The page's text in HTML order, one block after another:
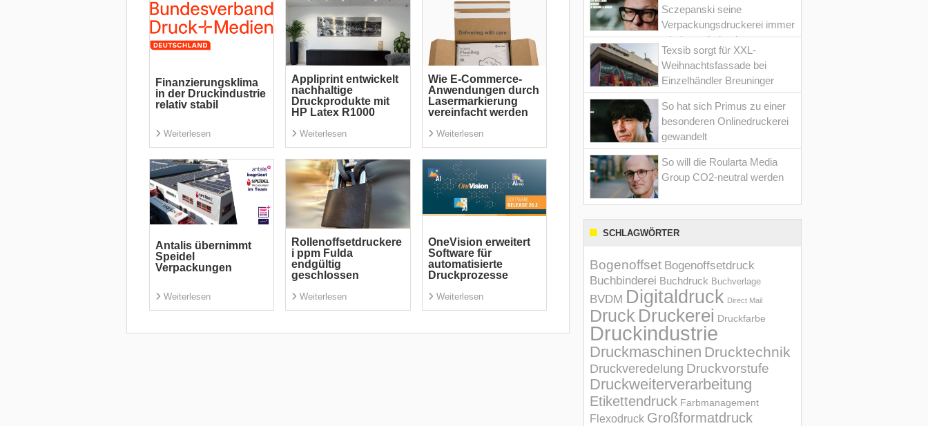
Finanzierungsklima
in der Druckindustrie
relativ stabil
Weiterlesen
Appliprint entwickelt
nachhaltige
Druckprodukte mit
HP Latex R1000
Weiterlesen
Wie E-Commerce-
Anwendungen durch
Lasermarkierung
vereinfacht werden
Weiterlesen
Antalis übernimmt
Speidel
Verpackungen
Weiterlesen
Rollenoffsetdruckere
i ppm Fulda
endgültig
geschlossen
Weiterlesen
OneVision erweitert
Software für
automatisierte
Druckprozesse
Weiterlesen
Sczepanski seine
Verpackungsdruckerei immer
wieder optimiert hat
Texsib sorgt für XXL-
Weihnachtsfassade bei
Einzelhändler Breuninger
So hat sich Primus zu einer
besonderen Onlinedruckerei
gewandelt
So will die Roularta Media
Group CO2-neutral werden
SCHLAGWÖRTER
Bogenoffset Bogenoffsetdruck
Buchbinderei Buchdruck Buchverlage
BVDM Digitaldruck Direct Mail
Druck Druckerei Druckfarbe
Druckindustrie
Druckmaschinen Drucktechnik
Druckveredelung Druckvorstufe
Druckweiterverarbeitung
Etikettendruck Farbmanagement
Flexodruck Großformatdruck